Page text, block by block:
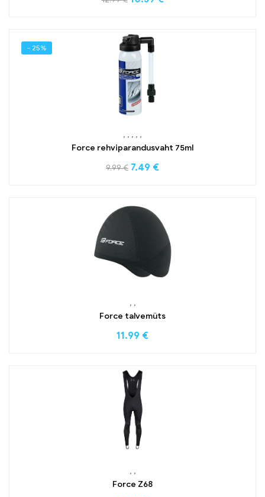
- 25%
, , , , ,
Force rehviparandusvaht 75ml
9.99€ 7.49 €
, ,
Force talvemüts
11.99 €
, ,
Force Z68